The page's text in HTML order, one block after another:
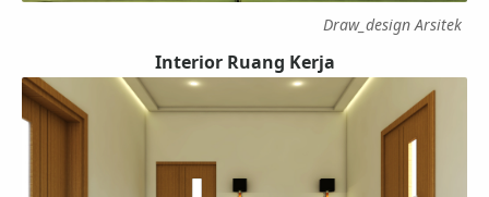
Draw_design Arsitek
Interior Ruang Kerja